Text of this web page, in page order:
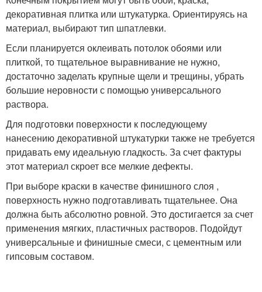
декоративная плитка или штукатурка. Ориентируясь на
материал, выбирают тип шпатлевки.
Если планируется оклеивать потолок обоями или
плиткой, то тщательное выравнивание не нужно,
достаточно заделать крупные щели и трещины, убрать
большие неровности с помощью универсального
раствора.
Для подготовки поверхности к последующему
нанесению декоративной штукатурки также не требуется
придавать ему идеальную гладкость. За счет фактуры
этот материал скроет все мелкие дефекты.
При выборе краски в качестве финишного слоя ,
поверхность нужно подготавливать тщательнее. Она
должна быть абсолютно ровной. Это достигается за счет
применения мягких, пластичных растворов. Подойдут
универсальные и финишные смеси, с цементным или
гипсовым составом.